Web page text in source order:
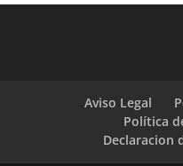
Aviso Legal
Política
Declaracion